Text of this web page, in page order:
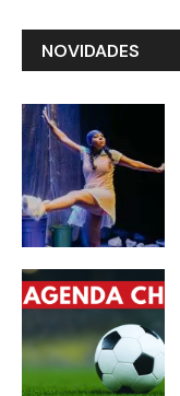
NOVIDADES